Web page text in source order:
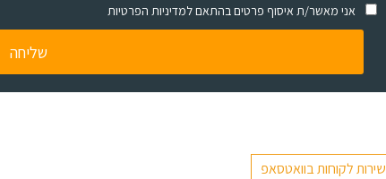
אני מאשר/ת איסוף פרטים בהתאם למדיניות הפרטיות
שירות לקוחות בוואטסאפ